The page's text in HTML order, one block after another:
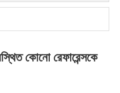
কোনো রেফারেন্সকে